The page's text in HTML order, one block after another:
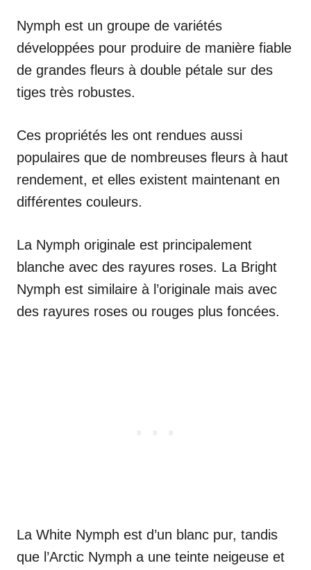
Nymph est un groupe de variétés
développées pour produire de manière fiable
de grandes fleurs à double pétale sur des
tiges très robustes.
Ces propriétés les ont rendues aussi
populaires que de nombreuses fleurs à haut
rendement, et elles existent maintenant en
différentes couleurs.
La Nymph originale est principalement
blanche avec des rayures roses. La Bright
Nymph est similaire à l’originale mais avec
des rayures roses ou rouges plus foncées.
La White Nymph est d’un blanc pur, tandis
que l’Arctic Nymph a une teinte neigeuse et